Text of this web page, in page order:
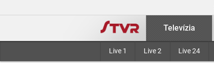
Televízia
Live 1 Live 2 Live 24